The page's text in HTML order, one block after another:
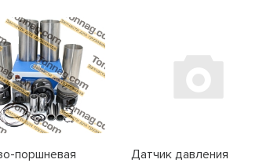
поршневая
Датчик давления